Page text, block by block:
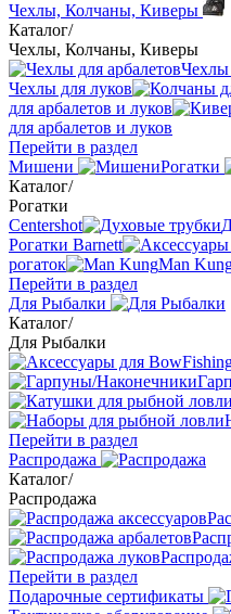
Чехлы, Колчаны, Киверы
Каталог/
Чехлы, Колчаны, Киверы
Чехлы
Чехлы для луков
для арбалетов и луков
для арбалетов и луков
Перейти в раздел
Мишени
Рогатки
Каталог/
Рогатки
Centershot
Рогатки Barnett
рогаток
Man
Перейти в раздел
Для Рыбалки
Каталог/
Для Рыбалки
Перейти в раздел
Распродажа
Каталог/
Распродажа
Перейти в раздел
Подарочные сертификаты